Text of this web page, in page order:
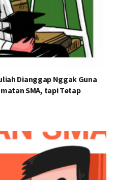
Dianggap Nggak Guna
SMA, tapi Tetap